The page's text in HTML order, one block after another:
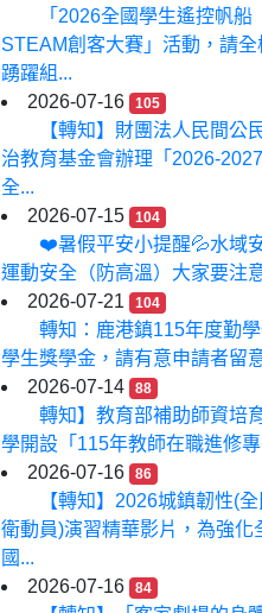
「2026全國學生遙控帆船
STEAM創客大賽」活動，請全
踴躍組...
2026-07-16
105
【轉知】財團法人民間公
治教育基金會辦理「2026-
全...
2026-07-15
104
❤️暑假平安小提醒💦水域
運動安全（防高溫）大家要注
2026-07-21
104
轉知：鹿港鎮115年度勤
學生獎學金，請有意申請者留
2026-07-14
88
轉知】教育部補助師資培
學開設「115年教師在職進修
2026-07-16
86
【轉知】2026城鎮韌性(
衛動員)演習精華影片，為強化
國...
2026-07-16
84